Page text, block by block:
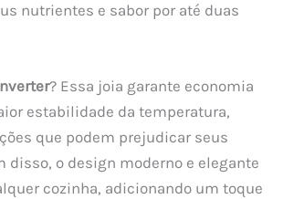
nutrientes e sabor por até duas
? Essa joia garante economia
estabilidade da temperatura,
que podem prejudicar seus
disso, o design moderno e elegante
cozinha, adicionando um toque